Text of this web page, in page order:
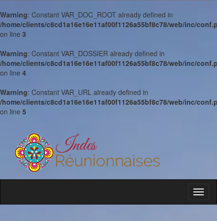
Warning: Constant VAR_DOC_ROOT already defined in
/home/clients/c8cd1a16e16e11af00f1126a55bf8c78/web/inc/
on line 3
Warning: Constant VAR_DOSSIER already defined in
/home/clients/c8cd1a16e16e11af00f1126a55bf8c78/web/inc/
on line 4
Warning: Constant VAR_URL already defined in
/home/clients/c8cd1a16e16e11af00f1126a55bf8c78/web/inc/
on line 5